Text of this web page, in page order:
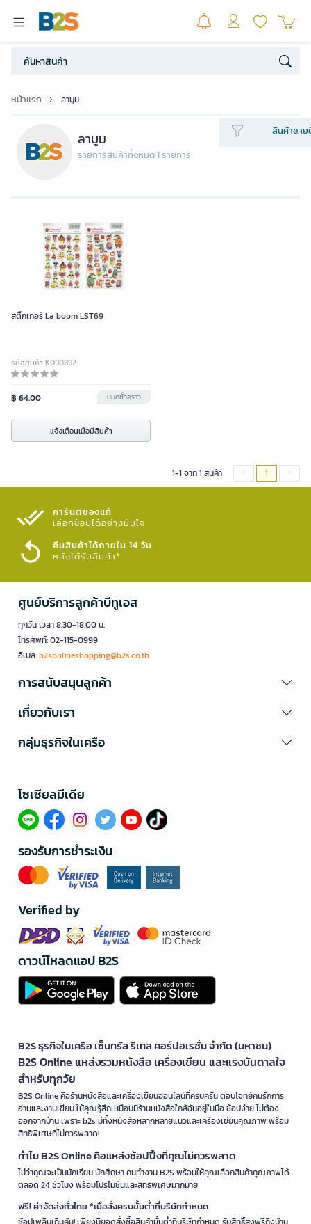
หน้าแรก ลาบูม
ลาบูม
รายการสินค้าทั้งหมด 1 รายการ
สินค้าขาย
สติ๊กเกอร์ La boom LST69
รหัสสินค้า K090892
฿ 64.00 หมดชั่วคราว
แจ้งเตือนเมื่อมีสินค้า
1-1 จาก 1 สินค้า 1
การันตีของแท้
เลือกช้อปได้อย่างมั่นใจ​
คืนสินค้าได้ภายใน 14 วัน
หลังได้รับสินค้า*
ศูนย์บริการลูกค้าบีทูเอส
ทุกวัน เวลา 8.30-18.00 น.
โทรศัพท์: 02-115-0999
อีเมล:b2sonlineshopping@b2s.co.th
การสนับสนุนลูกค้า
เกี่ยวกับเรา
กลุ่มธุรกิจในเครือ
โซเซียลมีเดีย​
รองรับการชำระเงิน
Verified by
ดาวน์โหลดแอป B2S
B2S ธุรกิจในเครือ เซ็นทรัล รีเทล คอร์ปอเรชั่น จำกัด (มหาชน)
B2S Online แหล่งรวมหนังสือ เครื่องเขียน และแรงบันดาลใจ
สำหรับทุกวัย
B2S Online คือร้านหนังสือและเครื่องเขียนออนไลน์ที่ครบครัน ตอบโจทย์คนรักการ
อ่านและงานเขียน ให้คุณรู้สึกเหมือนมีร้านหนังสือใกล้ฉันอยู่ในมือ ช้อปง่าย ไม่ต้อง
ออกจากบ้าน เพราะ b2s มีทั้งหนังสือหลากหลายแนวและเครื่องเขียนคุณภาพ พร้อม
สิทธิพิเศษที่ไม่ควรพลาด!
ทำไม B2S Online คือแหล่งช้อปปิ้งที่คุณไม่ควรพลาด
ไม่ว่าคุณจะเป็นนักเรียน นักศึกษา คนทำงาน B2S พร้อมให้คุณเลือกสินค้าคุณภาพได้
ตลอด 24 ชั่วโมง พร้อมโปรโมชั่นและสิทธิพิเศษมากมาย
ฟรี! ค่าจัดส่งทั่วไทย *เมื่อสั่งครบขั้นต่ำที่บริษัทกำหนด